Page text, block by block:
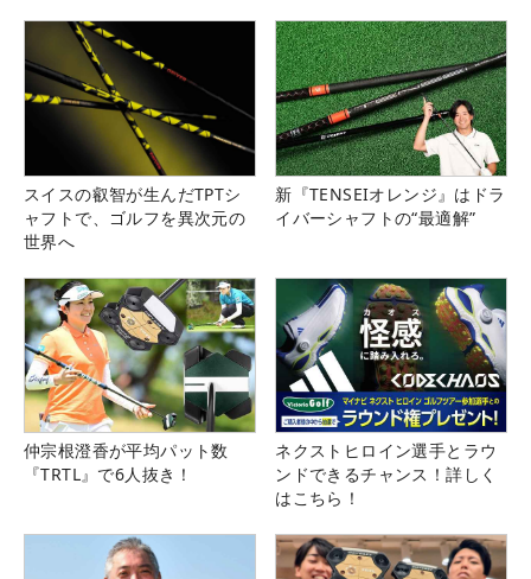
スイスの叡智が生んだTPTシ
ャフトで、ゴルフを異次元の
世界へ
新『TENSEIオレンジ』はドラ
イバーシャフトの“最適解”
仲宗根澄香が平均パット数
『TRTL』で6人抜き！
ネクストヒロイン選手とラウ
ンドできるチャンス！詳しく
はこちら！